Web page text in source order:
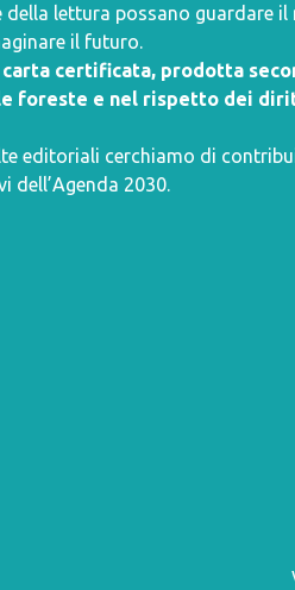
della lettura possano guardare
il futuro.
certificata, prodotta
foreste e nel rispetto dei
editoriali cerchiamo di
dell’Agenda 2030.